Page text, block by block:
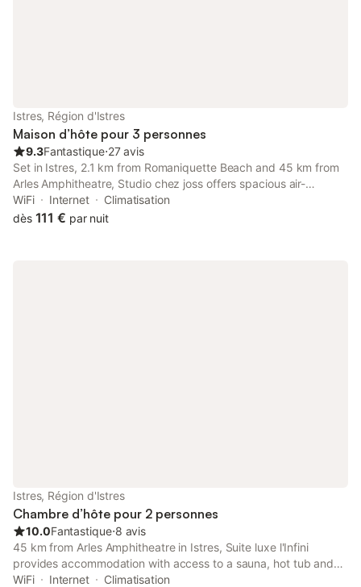
Istres, Région d'Istres
Maison d’hôte pour 3 personnes
9.3Fantastique⋅27 avis
Set in Istres, 2.1 km from Romaniquette Beach and 45 km from
Arles Amphitheatre, Studio chez joss offers spacious air-
conditioned accommodation with a terrace and free WiFi. The
guest house is fitted with a satellite flat-screen TV.
WiFi Internet
Climatisation
dès 111 € par nuit
Istres, Région d'Istres
Chambre d’hôte pour 2 personnes
10.0Fantastique⋅8 avis
45 km from Arles Amphitheatre in Istres, Suite luxe l'Infini
provides accommodation with access to a sauna, hot tub and
spa facilities. This property offers access to a terrace, free
WiFi Internet
Climatisation